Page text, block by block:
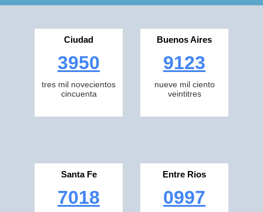
Ciudad
3950
tres mil novecientos
cincuenta
Buenos Aires
9123
nueve mil ciento
veintitres
Santa Fe
7018
Entre Rios
0997